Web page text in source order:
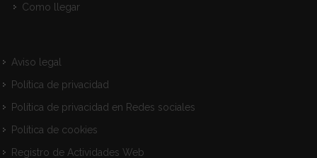
Como llegar
Aviso legal
Política de privacidad
Política de privacidad en Redes sociales
Política de cookies
Registro de Actividades Web